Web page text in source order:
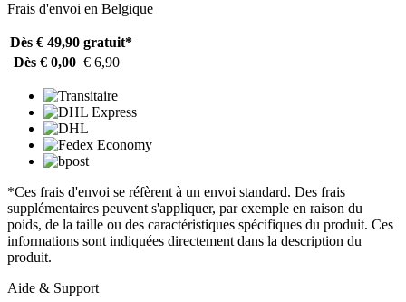
Frais d'envoi en Belgique
Dès € 49,90 gratuit*
Dès € 0,00 € 6,90
*Ces frais d'envoi se réfèrent à un envoi standard. Des frais
supplémentaires peuvent s'appliquer, par exemple en raison du
poids, de la taille ou des caractéristiques spécifiques du produit. Ces
informations sont indiquées directement dans la description du
produit.
Aide & Support